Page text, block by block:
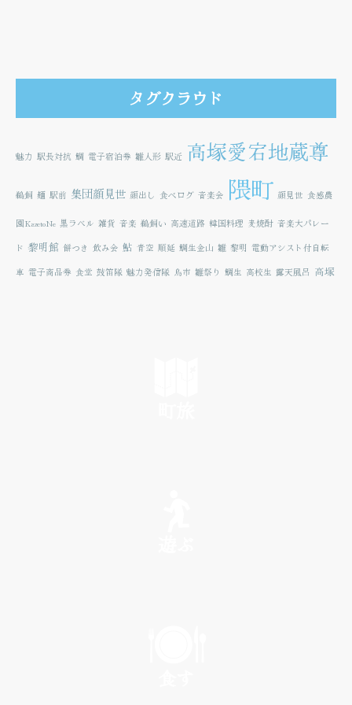
タグクラウド
魅力 駅長対抗 鯛 電子宿泊券 雛人形 駅近 高塚愛宕地蔵尊
鵜飼 麺 駅前 集団顔見世 顔出し 食べログ 音楽会 隈町 顔見世 食感農
園KazetoNe 黒ラベル 雑貨 音楽 鵜飼い 高速道路 韓国料理 麦焼酎 音楽大パレー
ド 黎明館 餅つき 飲み会 鮎 青空 順延 鯛生金山 雛 黎明 電動アシスト付自転
車 電子商品券 食堂 鼓笛隊 魅力発信隊 鳥市 雛祭り 鯛生 高校生 露天風呂 高塚